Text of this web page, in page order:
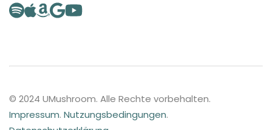
© 2024 UMushroom. Alle Rechte vorbehalten.
Impressum. Nutzungsbedingungen.